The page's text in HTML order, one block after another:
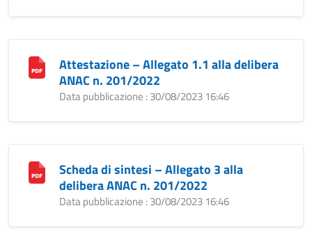
Attestazione – Allegato 1.1 alla delibera
ANAC n. 201/2022
Data pubblicazione : 30/08/2023 16:46
Scheda di sintesi – Allegato 3 alla
delibera ANAC n. 201/2022
Data pubblicazione : 30/08/2023 16:46